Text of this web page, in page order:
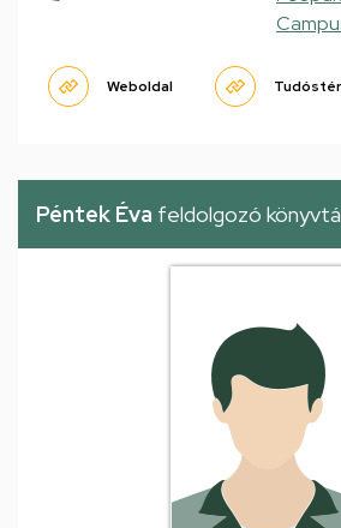
Weboldal
Péntek Éva feldolgozó